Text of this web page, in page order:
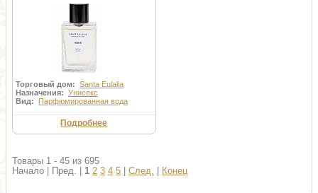
Торговый дом: Santa Eulalia
Назначения: Унисекс
Вид: Парфюмированная вода
Подробнее
Товары 1 - 45 из 695
Начало | Пред. | 1 2 3 4 5 След. Конец